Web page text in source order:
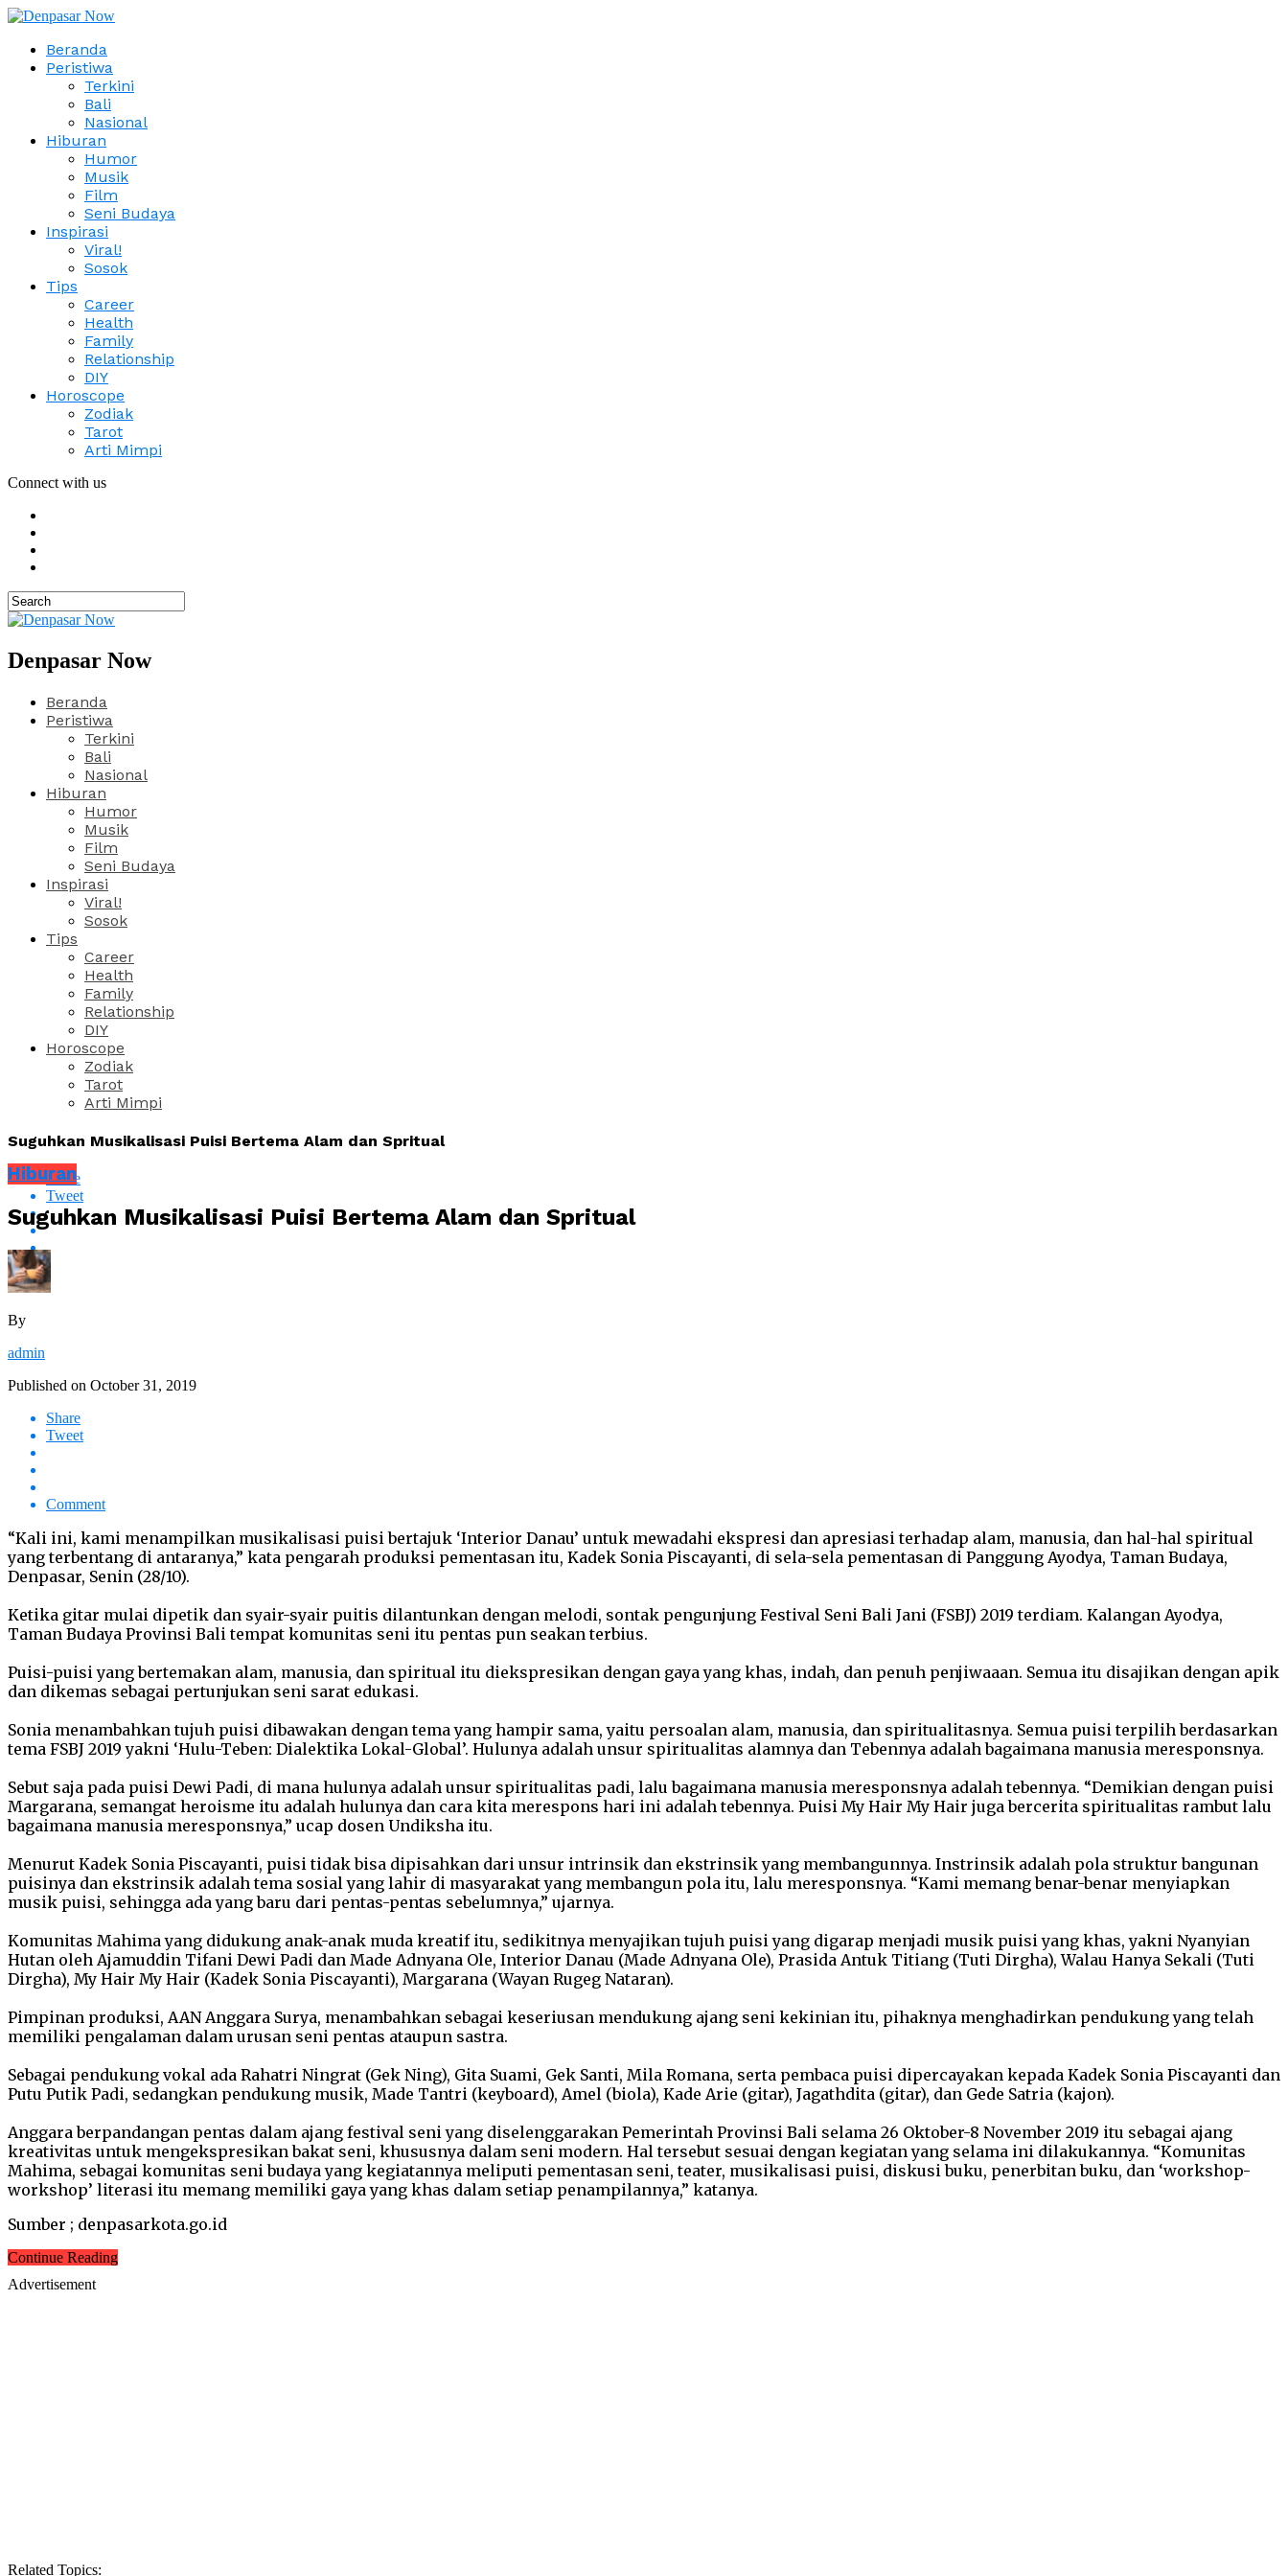
Beranda
Peristiwa
Terkini
Bali
Nasional
Hiburan
Humor
Musik
Film
Seni Budaya
Inspirasi
Viral!
Sosok
Tips
Career
Health
Family
Relationship
DIY
Horoscope
Zodiak
Tarot
Arti Mimpi
Connect with us
Denpasar Now
Beranda
Peristiwa
Terkini
Bali
Nasional
Hiburan
Humor
Musik
Film
Seni Budaya
Inspirasi
Viral!
Sosok
Tips
Career
Health
Family
Relationship
DIY
Horoscope
Zodiak
Tarot
Arti Mimpi
Suguhkan Musikalisasi Puisi Bertema Alam dan Spritual
Share
Tweet
Hiburan
Suguhkan Musikalisasi Puisi Bertema Alam dan Spritual
By
admin
Published on October 31, 2019
Share
Tweet
Comment
“Kali ini, kami menampilkan musikalisasi puisi bertajuk ‘Interior Danau’ untuk mewadahi ekspresi dan apresiasi terhadap alam, manusia, dan hal-hal spiritual
yang terbentang di antaranya,” kata pengarah produksi pementasan itu, Kadek Sonia Piscayanti, di sela-sela pementasan di Panggung Ayodya, Taman Budaya,
Denpasar, Senin (28/10).
Ketika gitar mulai dipetik dan syair-syair puitis dilantunkan dengan melodi, sontak pengunjung Festival Seni Bali Jani (FSBJ) 2019 terdiam. Kalangan Ayodya,
Taman Budaya Provinsi Bali tempat komunitas seni itu pentas pun seakan terbius.
Puisi-puisi yang bertemakan alam, manusia, dan spiritual itu diekspresikan dengan gaya yang khas, indah, dan penuh penjiwaaan. Semua itu disajikan dengan apik
dan dikemas sebagai pertunjukan seni sarat edukasi.
Sonia menambahkan tujuh puisi dibawakan dengan tema yang hampir sama, yaitu persoalan alam, manusia, dan spiritualitasnya. Semua puisi terpilih berdasarkan
tema FSBJ 2019 yakni ‘Hulu-Teben: Dialektika Lokal-Global’. Hulunya adalah unsur spiritualitas alamnya dan Tebennya adalah bagaimana manusia meresponsnya.
Sebut saja pada puisi Dewi Padi, di mana hulunya adalah unsur spiritualitas padi, lalu bagaimana manusia meresponsnya adalah tebennya. “Demikian dengan puisi
Margarana, semangat heroisme itu adalah hulunya dan cara kita merespons hari ini adalah tebennya. Puisi My Hair My Hair juga bercerita spiritualitas rambut lalu
bagaimana manusia meresponsnya,” ucap dosen Undiksha itu.
Menurut Kadek Sonia Piscayanti, puisi tidak bisa dipisahkan dari unsur intrinsik dan ekstrinsik yang membangunnya. Instrinsik adalah pola struktur bangunan
puisinya dan ekstrinsik adalah tema sosial yang lahir di masyarakat yang membangun pola itu, lalu meresponsnya. “Kami memang benar-benar menyiapkan
musik puisi, sehingga ada yang baru dari pentas-pentas sebelumnya,” ujarnya.
Komunitas Mahima yang didukung anak-anak muda kreatif itu, sedikitnya menyajikan tujuh puisi yang digarap menjadi musik puisi yang khas, yakni Nyanyian
Hutan oleh Ajamuddin Tifani Dewi Padi dan Made Adnyana Ole, Interior Danau (Made Adnyana Ole), Prasida Antuk Titiang (Tuti Dirgha), Walau Hanya Sekali (Tuti
Dirgha), My Hair My Hair (Kadek Sonia Piscayanti), Margarana (Wayan Rugeg Nataran).
Pimpinan produksi, AAN Anggara Surya, menambahkan sebagai keseriusan mendukung ajang seni kekinian itu, pihaknya menghadirkan pendukung yang telah
memiliki pengalaman dalam urusan seni pentas ataupun sastra.
Sebagai pendukung vokal ada Rahatri Ningrat (Gek Ning), Gita Suami, Gek Santi, Mila Romana, serta pembaca puisi dipercayakan kepada Kadek Sonia Piscayanti dan
Putu Putik Padi, sedangkan pendukung musik, Made Tantri (keyboard), Amel (biola), Kade Arie (gitar), Jagathdita (gitar), dan Gede Satria (kajon).
Anggara berpandangan pentas dalam ajang festival seni yang diselenggarakan Pemerintah Provinsi Bali selama 26 Oktober-8 November 2019 itu sebagai ajang
kreativitas untuk mengekspresikan bakat seni, khususnya dalam seni modern. Hal tersebut sesuai dengan kegiatan yang selama ini dilakukannya. “Komunitas
Mahima, sebagai komunitas seni budaya yang kegiatannya meliputi pementasan seni, teater, musikalisasi puisi, diskusi buku, penerbitan buku, dan ‘workshop-
workshop’ literasi itu memang memiliki gaya yang khas dalam setiap penampilannya,” katanya.
Sumber ; denpasarkota.go.id
Continue Reading
Advertisement
Related Topics: